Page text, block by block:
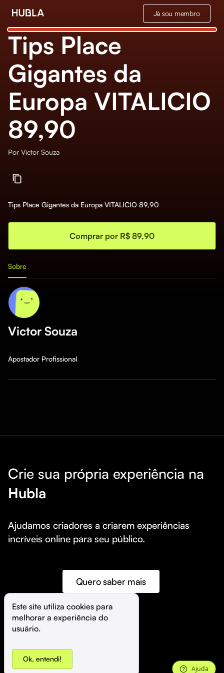
Já sou membro
Tips Place
Gigantes da
Europa VITALICIO
89,90
Por Victor Souza
Tips Place Gigantes da Europa VITALICIO 89,90
Comprar por R$ 89,90
Sobre
Victor Souza
Apostador Profissional
Crie sua própria experiência na
Hubla
Ajudamos criadores a criarem experiências
incríveis online para seu público.
Quero saber mais
©️ Hubla Tecnologia Ltda • 2026
Este site utiliza cookies para
melhorar a experiência do
usuário.
Ok, entendi!
Ajuda